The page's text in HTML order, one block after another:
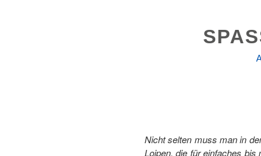
Nicht selten muss man in
Loipen, die für einfaches